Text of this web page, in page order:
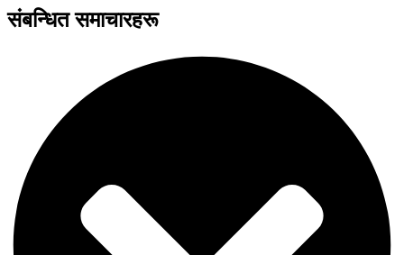
संबन्धित समाचारहरू